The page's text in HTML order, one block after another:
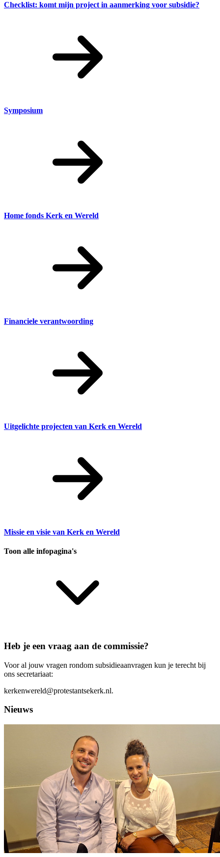
Checklist: komt mijn project in aanmerking voor subsidie?
Symposium
Home fonds Kerk en Wereld
Financiele verantwoording
Uitgelichte projecten van Kerk en Wereld
Missie en visie van Kerk en Wereld
Toon alle infopagina's
Heb je een vraag aan de commissie?
Voor al jouw vragen rondom subsidieaanvragen kun je terecht bij
ons secretariaat:
kerkenwereld@protestantsekerk.nl.
Nieuws